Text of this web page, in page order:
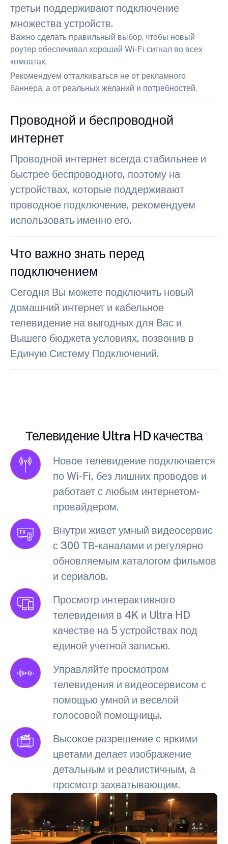
третьи поддерживают подключение
множества устройств.
Важно сделать правильный выбор, чтобы новый
роутер обеспечивал хороший Wi-Fi сигнал во всех
комнатах.
Рекомендуем отталкиваться не от рекламного
баннера, а от реальных желаний и потребностей.
Проводной и беспроводной
интернет
Проводной интернет всегда стабильнее и
быстрее беспроводного, поэтому на
устройствах, которые поддерживают
проводное подключение, рекомендуем
использовать именно его.
Что важно знать перед
подключением
Сегодня Вы можете подключить новый
домашний интернет и кабельное
телевидение на выгодных для Вас и
Вышего бюджета условиях, позвонив в
Единую Систему Подключений.
Телевидение Ultra HD качества
Новое телевидение подключается
по Wi-Fi, без лишних проводов и
работает с любым интернетом-
провайдером.
Внутри живет умный видеосервис
с 300 ТВ-каналами и регулярно
обновляемым каталогом фильмов
и сериалов.
Просмотр интерактивного
телевидения в 4K и Ultra HD
качестве на 5 устройствах под
единой учетной записью.
Управляйте просмотром
телевидения и видеосервисом с
помощью умной и веселой
голосовой помощницы.
Высокое разрешение с яркими
цветами делает изображение
детальным и реалистичным, а
просмотр захватывающим.